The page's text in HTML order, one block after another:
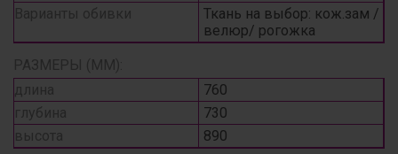
Варианты обивки
Ткань на выбор: кож.зам /
велюр/ рогожка
РАЗМЕРЫ (ММ):
длина
760
глубина
730
высота
890